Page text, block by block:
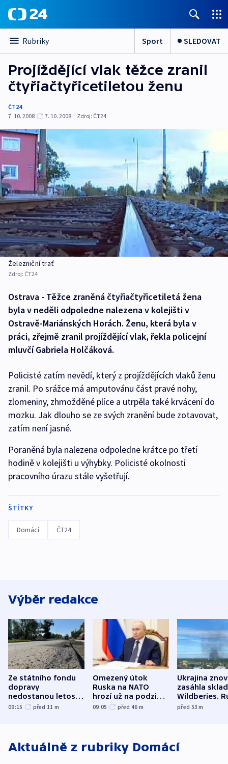
Rubriky Sport SLEDOVAT
Projíždějící vlak těžce zranil
čtyřiačtyřicetiletou ženu
ČT24
7. 10. 2008
7. 10. 2008 | Zdroj: ČT24
Železniční trať
Zdroj: ČT24
Ostrava - Těžce zraněná čtyřiačtyřicetiletá žena
byla v neděli odpoledne nalezena v kolejišti v
Ostravě-Mariánských Horách. Ženu, která byla v
práci, zřejmě zranil projíždějící vlak, řekla policejní
mluvčí Gabriela Holčáková.
Policisté zatím nevědí, který z projíždějících vlaků ženu
zranil. Po srážce má amputovánu část pravé nohy,
zlomeniny, zhmožděné plíce a utrpěla také krvácení do
mozku. Jak dlouho se ze svých zranění bude zotavovat,
zatím není jasné.
Poraněná byla nalezena odpoledne krátce po třetí
hodině v kolejišti u výhybky. Policisté okolnosti
pracovního úrazu stále vyšetřují.
ŠTÍTKY
Domácí ČT24
Výběr redakce
Ze státního fondu
dopravy
nedostanou letos
kraje na silnice ani
09:15 před 11 m
Omezený útok
Ruska na NATO
hrozí už na podzim,
varují tajné služby
09:05 před 46 m
Ukrajina
zasáhla
Wildberies.
útočili v
před 53m
Aktuálně z rubriky Domácí